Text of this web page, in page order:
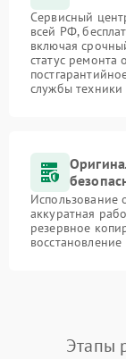
Сервисный
всей РФ,
включая
статус ремонта
службы техники
Использование
аккуратная
резервное
Этапы